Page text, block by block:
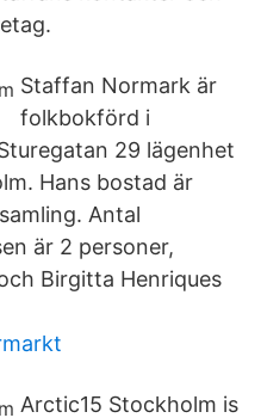
Staffan Normark är
folkbokförd i
29 lägenhet
Hans bostad är
Antal
är 2 personer,
Birgitta Henriques
Arctic15 Stockholm is